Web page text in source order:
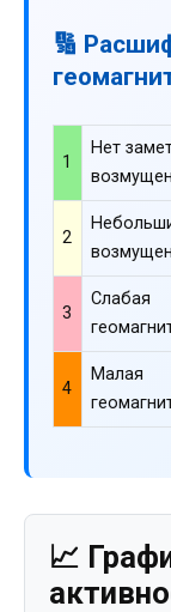
🔢
1
Нет
2
3
Слабая
4
Малая
📈